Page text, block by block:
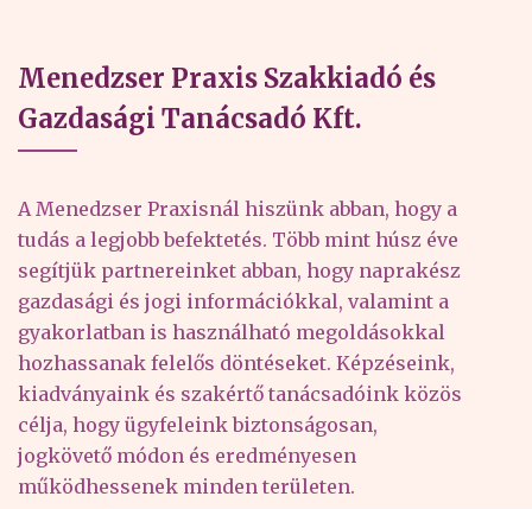
Menedzser Praxis Szakkiadó és
Gazdasági Tanácsadó Kft.
A Menedzser Praxisnál hiszünk abban, hogy a
tudás a legjobb befektetés. Több mint húsz éve
segítjük partnereinket abban, hogy naprakész
gazdasági és jogi információkkal, valamint a
gyakorlatban is használható megoldásokkal
hozhassanak felelős döntéseket. Képzéseink,
kiadványaink és szakértő tanácsadóink közös
célja, hogy ügyfeleink biztonságosan,
jogkövető módon és eredményesen
működhessenek minden területen.